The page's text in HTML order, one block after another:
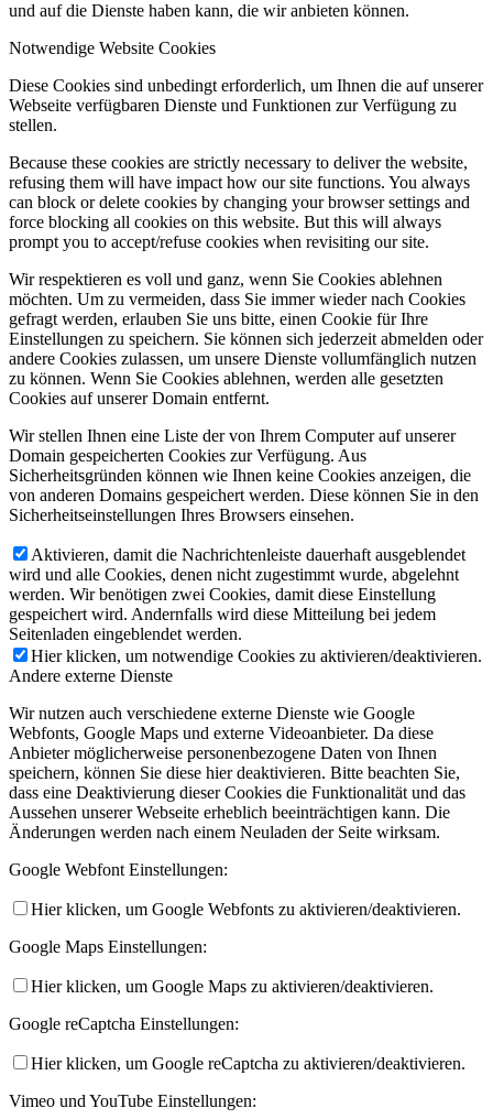
und auf die Dienste haben kann, die wir anbieten können.
Notwendige Website Cookies
Diese Cookies sind unbedingt erforderlich, um Ihnen die auf unserer
Webseite verfügbaren Dienste und Funktionen zur Verfügung zu
stellen.
Because these cookies are strictly necessary to deliver the website,
refusing them will have impact how our site functions. You always
can block or delete cookies by changing your browser settings and
force blocking all cookies on this website. But this will always
prompt you to accept/refuse cookies when revisiting our site.
Wir respektieren es voll und ganz, wenn Sie Cookies ablehnen
möchten. Um zu vermeiden, dass Sie immer wieder nach Cookies
gefragt werden, erlauben Sie uns bitte, einen Cookie für Ihre
Einstellungen zu speichern. Sie können sich jederzeit abmelden oder
andere Cookies zulassen, um unsere Dienste vollumfänglich nutzen
zu können. Wenn Sie Cookies ablehnen, werden alle gesetzten
Cookies auf unserer Domain entfernt.
Wir stellen Ihnen eine Liste der von Ihrem Computer auf unserer
Domain gespeicherten Cookies zur Verfügung. Aus
Sicherheitsgründen können wie Ihnen keine Cookies anzeigen, die
von anderen Domains gespeichert werden. Diese können Sie in den
Sicherheitseinstellungen Ihres Browsers einsehen.
Aktivieren, damit die Nachrichtenleiste dauerhaft ausgeblendet
wird und alle Cookies, denen nicht zugestimmt wurde, abgelehnt
werden. Wir benötigen zwei Cookies, damit diese Einstellung
gespeichert wird. Andernfalls wird diese Mitteilung bei jedem
Seitenladen eingeblendet werden.
Hier klicken, um notwendige Cookies zu aktivieren/deaktivieren.
Andere externe Dienste
Wir nutzen auch verschiedene externe Dienste wie Google
Webfonts, Google Maps und externe Videoanbieter. Da diese
Anbieter möglicherweise personenbezogene Daten von Ihnen
speichern, können Sie diese hier deaktivieren. Bitte beachten Sie,
dass eine Deaktivierung dieser Cookies die Funktionalität und das
Aussehen unserer Webseite erheblich beeinträchtigen kann. Die
Änderungen werden nach einem Neuladen der Seite wirksam.
Google Webfont Einstellungen:
Hier klicken, um Google Webfonts zu aktivieren/deaktivieren.
Google Maps Einstellungen:
Hier klicken, um Google Maps zu aktivieren/deaktivieren.
Google reCaptcha Einstellungen:
Hier klicken, um Google reCaptcha zu aktivieren/deaktivieren.
Vimeo und YouTube Einstellungen: